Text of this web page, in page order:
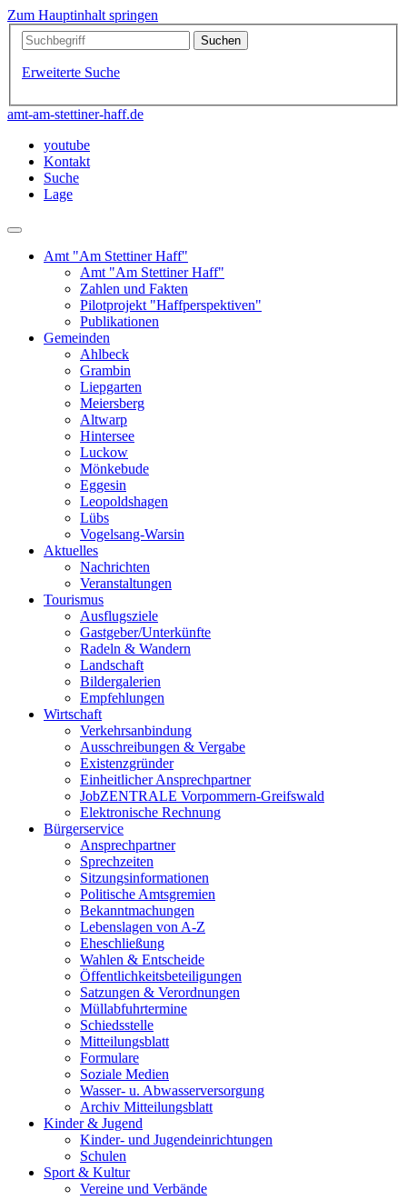
Zum Hauptinhalt springen
Erweiterte Suche
amt-am-stettiner-haff.de
youtube
Kontakt
Suche
Lage
Amt "Am Stettiner Haff"
Amt "Am Stettiner Haff"
Zahlen und Fakten
Pilotprojekt "Haffperspektiven"
Publikationen
Gemeinden
Ahlbeck
Grambin
Liepgarten
Meiersberg
Altwarp
Hintersee
Luckow
Mönkebude
Eggesin
Leopoldshagen
Lübs
Vogelsang-Warsin
Aktuelles
Nachrichten
Veranstaltungen
Tourismus
Ausflugsziele
Gastgeber/Unterkünfte
Radeln & Wandern
Landschaft
Bildergalerien
Empfehlungen
Wirtschaft
Verkehrsanbindung
Ausschreibungen & Vergabe
Existenzgründer
Einheitlicher Ansprechpartner
JobZENTRALE Vorpommern-Greifswald
Elektronische Rechnung
Bürgerservice
Ansprechpartner
Sprechzeiten
Sitzungsinformationen
Politische Amtsgremien
Bekanntmachungen
Lebenslagen von A-Z
Eheschließung
Wahlen & Entscheide
Öffentlichkeitsbeteiligungen
Satzungen & Verordnungen
Müllabfuhrtermine
Schiedsstelle
Mitteilungsblatt
Formulare
Soziale Medien
Wasser- u. Abwasserversorgung
Archiv Mitteilungsblatt
Kinder & Jugend
Kinder- und Jugendeinrichtungen
Schulen
Sport & Kultur
Vereine und Verbände